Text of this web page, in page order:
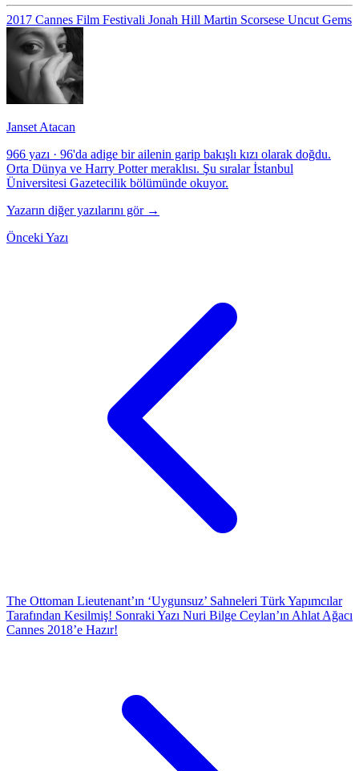
2017 Cannes Film Festivali Jonah Hill Martin Scorsese Uncut Gems
Janset Atacan
966 yazı · 96'da adige bir ailenin garip bakışlı kızı olarak doğdu.
Orta Dünya ve Harry Potter meraklısı. Şu sıralar İstanbul
Üniversitesi Gazetecilik bölümünde okuyor.
Yazarın diğer yazılarını gör →
Önceki Yazı
The Ottoman Lieutenant’ın ‘Uygunsuz’ Sahneleri Türk Yapımcılar
Tarafından Kesilmiş! Sonraki Yazı Nuri Bilge Ceylan’ın Ahlat Ağacı
Cannes 2018’e Hazır!